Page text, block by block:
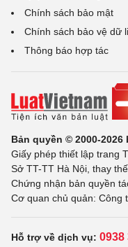
Chính sách bảo mật
Chính sách bảo vệ dữ
Thông báo hợp tác
Bản quyền © 2000-
Giấy phép thiết lập trang
Sở TT-TT Hà Nội, thay
Chứng nhận bản quyền
Cơ quan chủ quản: Công
Hỗ trợ về dịch vụ: 0938